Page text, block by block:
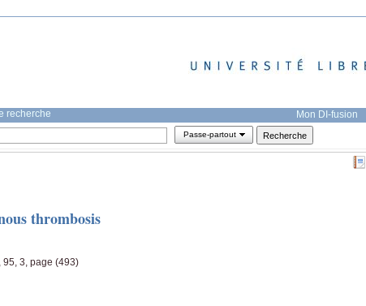
recherche Mon DI-fusion
Passe-partout
thrombosis
95, 3, page (493)